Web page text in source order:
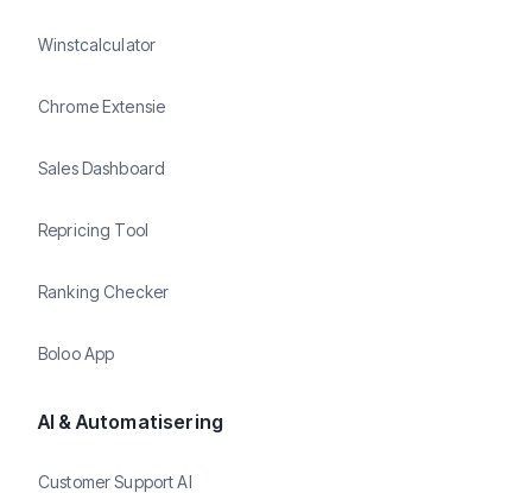
Winstcalculator
Chrome Extensie
Sales Dashboard
Repricing Tool
Ranking Checker
Boloo App
AI & Automatisering
Customer Support AI